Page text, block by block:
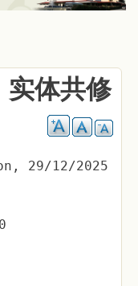
实体共修
29/12/2025